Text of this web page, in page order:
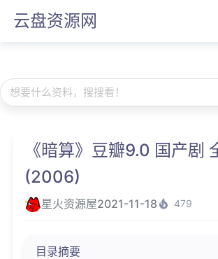
云盘资源网
想要什么资料，搜搜看！
《暗算》豆瓣9.0 国产剧
(2006)
星火资源屋2021-11-18 479
目录摘要